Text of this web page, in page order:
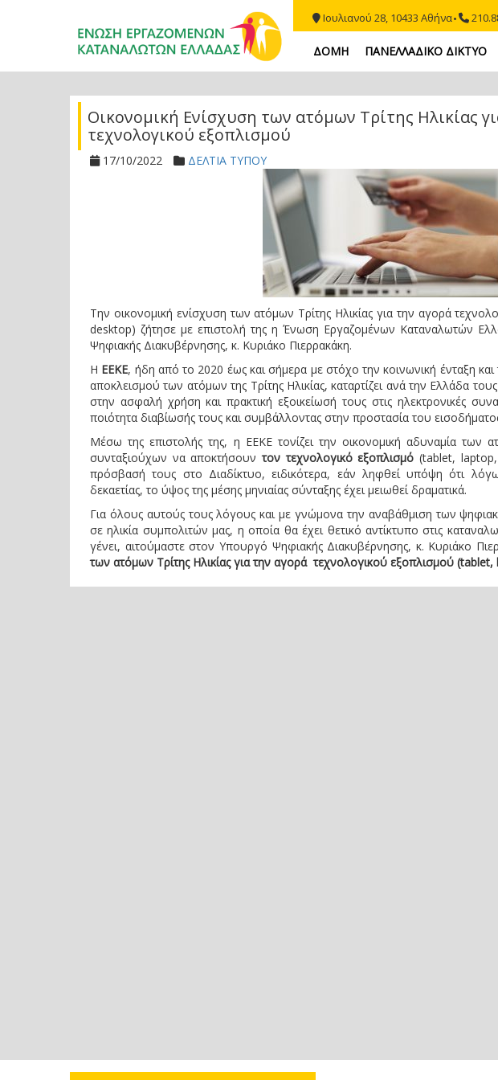
Ιουλιανού 28, 10433 Αθήνα
ΔΟΜΗ ΠΑΝΕΛΛΑΔΙΚΟ ΔΙΚΤΥΟ
Οικονομική Ενίσχυση των ατόμων Τρίτης Ηλικίας
τεχνολογικού εξοπλισμού
17/10/2022 ΔΕΛΤΙΑ ΤΥΠΟΥ
Την οικονομική ενίσχυση των ατόμων Τρίτης Ηλικίας για την αγορά
desktop) ζήτησε με επιστολή της η Ένωση Εργαζομένων Καταναλωτών
Ψηφιακής Διακυβέρνησης, κ. Κυριάκο Πιερρακάκη.
Η ΕΕΚΕ, ήδη από το 2020 έως και σήμερα με στόχο την κοινωνική ένταξη και
αποκλεισμού των ατόμων της Τρίτης Ηλικίας, καταρτίζει ανά την Ελλάδα
στην ασφαλή χρήση και πρακτική εξοικείωσή τους στις ηλεκτρονικές
ποιότητα διαβίωσής τους και συμβάλλοντας στην προστασία του
Μέσω της επιστολής της, η ΕΕΚΕ τονίζει την οικονομική αδυναμία των
συνταξιούχων να αποκτήσουν τον τεχνολογικό εξοπλισμό (tablet, laptop,
πρόσβασή τους στο Διαδίκτυο, ειδικότερα, εάν ληφθεί υπόψη ότι
δεκαετίας, το ύψος της μέσης μηνιαίας σύνταξης έχει μειωθεί δραματικά.
Για όλους αυτούς τους λόγους και με γνώμονα την αναβάθμιση των
σε ηλικία συμπολιτών μας, η οποία θα έχει θετικό αντίκτυπο στις
γένει, αιτούμαστε στον Υπουργό Ψηφιακής Διακυβέρνησης, κ. Κυριάκο
των ατόμων Τρίτης Ηλικίας για την αγορά τεχνολογικού εξοπλισμού